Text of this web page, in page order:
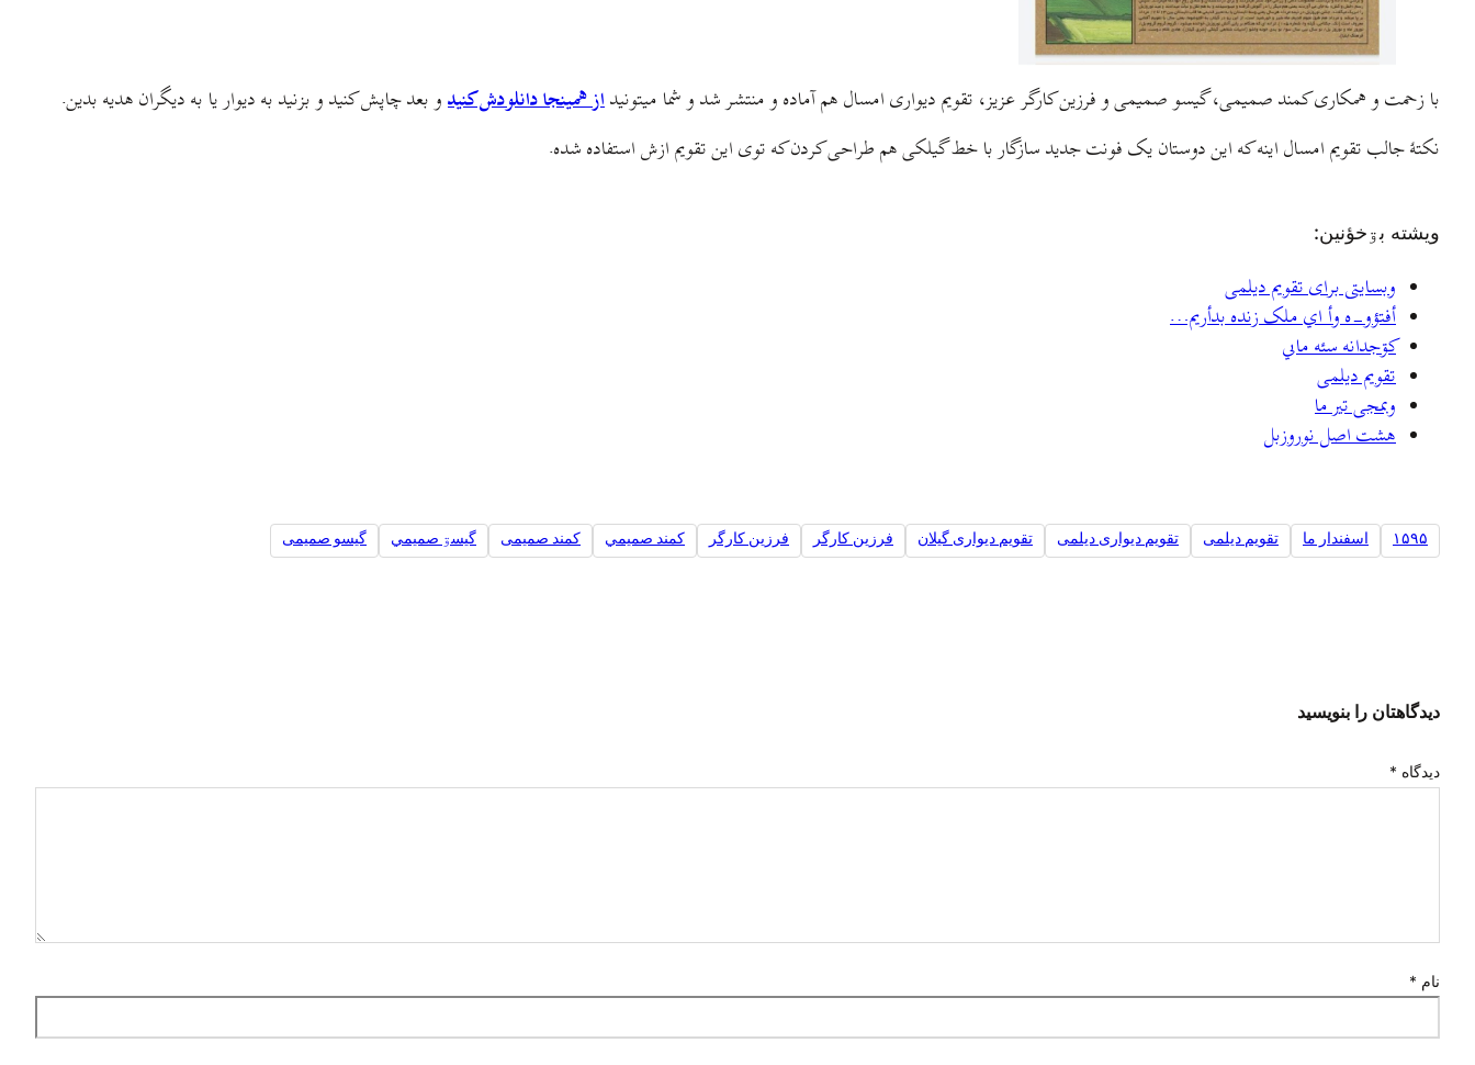
با زحمت و همکاری کمند صمیمی، گیسو صمیمی و فرزین کارگر عزیز، تقویم دیواری امسال هم آماده و منتشر شد و شما میتونیداز همینجا دانلودش کنید و بعد چاپش کنید و بزنید به دیوار یا به دیگران هدیه بدین.
نکتهٔ جالب تقویم امسال اینه که این دوستان یک فونت جدید سازگار با خط گیلکی هم طراحی کردن که توی این تقویم ازش استفاده شده.
ويشته بۊخؤنين:
وبسایتی برای تقویم دیلمی
أفتؤو-ه وأ اي ملک زنده بدأريم…
کۊجدانه سئه ماىي
تقویم دیلمی
وبمجی تیر ما
هشت اصل نوروزبل
۱۵۹۵ اسفندار ما تقویم دیلمی تقویم دیواری دیلمی تقویم دیواری گیلان فرزين کارگر فرزین کارگر کمند صميمي کمند صمیمی گيسۊ صميمي گیسو صمیمی
دیدگاهتان را بنویسید
دیدگاه *
نام *